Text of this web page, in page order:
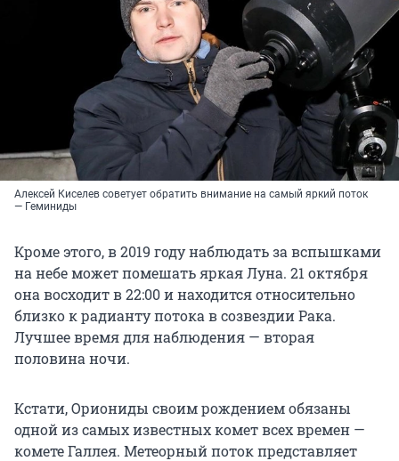
Алексей Киселев советует обратить внимание на самый яркий поток
— Геминиды
Кроме этого, в 2019 году наблюдать за вспышками
на небе может помешать яркая Луна. 21 октября
она восходит в 22:00 и находится относительно
близко к радианту потока в созвездии Рака.
Лучшее время для наблюдения — вторая
половина ночи.
Кстати, Ориониды своим рождением обязаны
одной из самых известных комет всех времен —
комете Галлея. Метеорный поток представляет